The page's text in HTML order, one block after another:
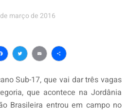
março de 2016
Facebook
Twitter
EmailShare
Sub-17, que vai dar três vagas
que acontece na Jordânia
Brasileira entrou em campo no